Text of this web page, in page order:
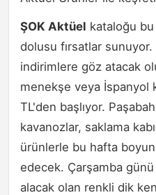
ŞOK Aktüel kataloğu
dolusu fırsatlar
indirimlere göz atacak
menekşe veya İspanyol
TL'den başlıyor.
kavanozlar, saklama
ürünlerle bu hafta
edecek. Çarşamba
alacak olan renkli dik